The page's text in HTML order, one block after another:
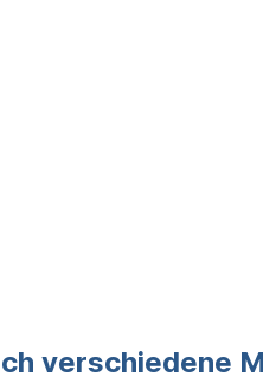
verschiedene